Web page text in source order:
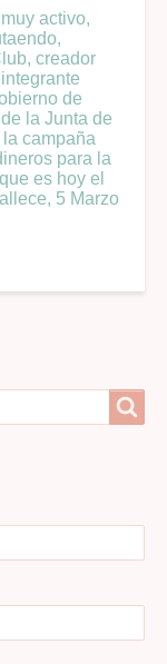
activo,
creador
de
la Junta de
campaña
para la
es hoy el
5 Marzo